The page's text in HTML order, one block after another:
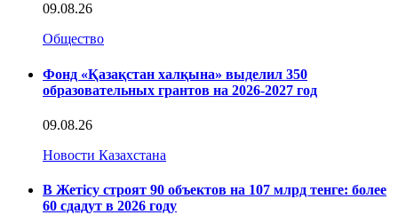
09.08.26
Общество
Фонд «Қазақстан халқына» выделил 350
образовательных грантов на 2026-2027 год
09.08.26
Новости Казахстана
В Жетісу строят 90 объектов на 107 млрд тенге: более
60 сдадут в 2026 году